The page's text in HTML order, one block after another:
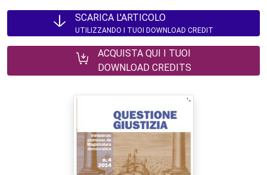
SCARICA L'ARTICOLO
UTILIZZANDO I TUOI DOWNLOAD CREDIT
ACQUISTA QUI I TUOI
DOWNLOAD CREDITS